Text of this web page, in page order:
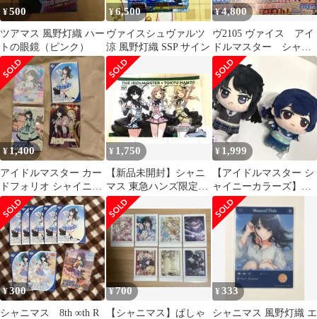
¥500
ツアマス 風野灯織 ハー
トの眼鏡（ピンク）
¥6,500
ヴァイスシュヴァルツ
涼 風野灯織 SSP サイン
¥4,800
ヴ2105 ヴァイス アイ
ドルマスター シャイ
ニーカラーズ デッ
キ パーツ
¥ 1,400
アイドルマスター カー
ドフォリオ シャイニー
カラーズ 風野灯織
¥ 1,750
【新品未開封】シャニ
マス 東急ハンズ限定
A4マイクロファイバー
タオル イルミネ
¥ 1,999
【アイドルマスター シ
ャイニーカラーズ】ち
びぐるみ 風野灯織
杜野凛世 2点
¥300
シャニマス 8th ∞th R
¥700
【シャニマス】ぱしゃ
¥333
シャニマス 風野灯織 エ